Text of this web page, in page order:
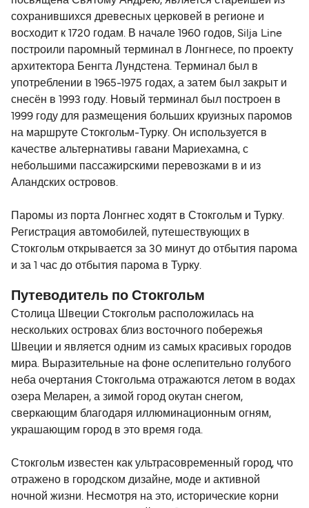
сохранившихся древесных церковей в регионе и
восходит к 1720 годам. В начале 1960 годов, Silja Line
построили паромный терминал в Лонгнесе, по проекту
архитектора Бенгта Лундстена. Терминал был в
употреблении в 1965-1975 годах, а затем был закрыт и
снесён в 1993 году. Новый терминал был построен в
1999 году для размещения больших круизных паромов
на маршруте Стокгольм-Турку. Он используется в
качестве альтернативы гавани Мариехамна, с
небольшими пассажирскими перевозками в и из
Аландских островов.
Паромы из порта Лонгнес ходят в Стокгольм и Турку.
Регистрация автомобилей, путешествующих в
Стокгольм открывается за 30 минут до отбытия парома
и за 1 час до отбытия парома в Турку.
Путеводитель по Стокгольм
Столица Швеции Стокгольм расположилась на
нескольких островах близ восточного побережья
Швеции и является одним из самых красивых городов
мира. Выразительные на фоне ослепительно голубого
неба очертания Стокгольма отражаются летом в водах
озера Меларен, а зимой город окутан снегом,
сверкающим благодаря иллюминационным огням,
украшающим город в это время года.
Стокгольм известен как ультрасовременный город, что
отражено в городском дизайне, моде и активной
ночной жизни. Несмотря на это, исторические корни